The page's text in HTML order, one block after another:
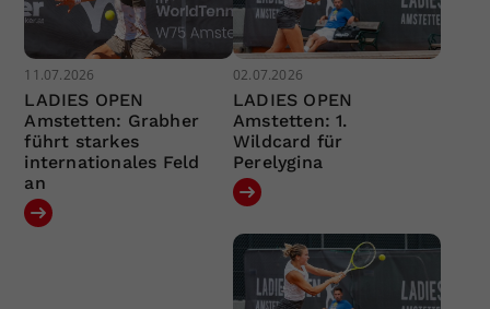
11.07.2026
LADIES OPEN
Amstetten: Grabher
führt starkes
internationales Feld
an
02.07.2026
LADIES OPEN
Amstetten: 1.
Wildcard für
Perelygina